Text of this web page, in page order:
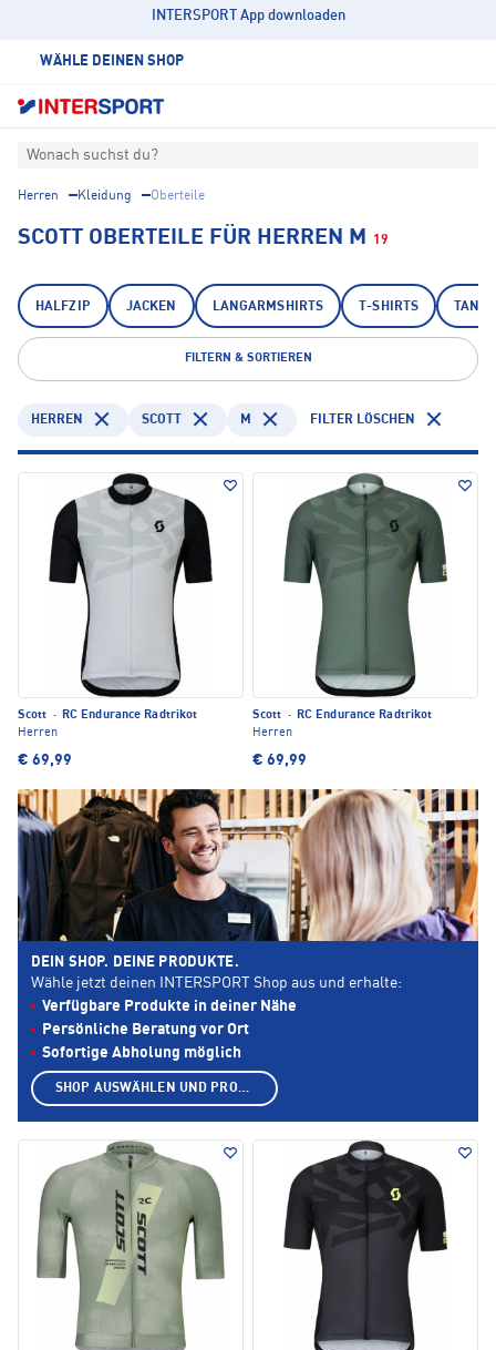
INTERSPORT App downloaden
WÄHLE DEINEN SHOP
Wonach suchst du?
Herren Kleidung Oberteile
SCOTT OBERTEILE FÜR HERREN M 19
HALFZIP JACKEN LANGARMSHIRTS T-SHIRTS
FILTERN & SORTIEREN
HERREN SCOTT M FILTER LÖSCHEN
Scott ·
RC Endurance Radtrikot
Herren
€ 69,99
Scott ·
RC Endurance Radtrikot
Herren
€ 69,99
DEIN SHOP. DEINE PRODUKTE.
Wähle jetzt deinen INTERSPORT Shop aus und erhalte:
Verfügbare Produkte in deiner Nähe
Persönliche Beratung vor Ort
Sofortige Abholung möglich
SHOP AUSWÄHLEN UND PRODUKTE ANZEIGEN